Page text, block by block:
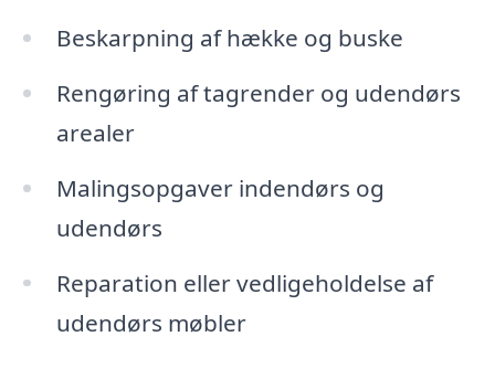
Beskarpning af hække og buske
Rengøring af tagrender og udendørs
arealer
Malingsopgaver indendørs og
udendørs
Reparation eller vedligeholdelse af
udendørs møbler